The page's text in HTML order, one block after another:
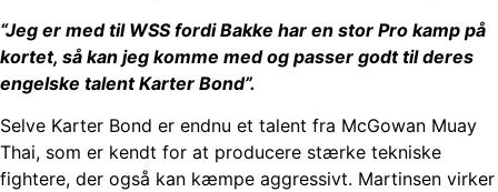
“Jeg er med til WSS fordi Bakke har en stor Pro kamp på
kortet, så kan jeg komme med og passer godt til deres
engelske talent Karter Bond”.
Selve Karter Bond er endnu et talent fra McGowan Muay
Thai, som er kendt for at producere stærke tekniske
fightere, der også kan kæmpe aggressivt. Martinsen virker